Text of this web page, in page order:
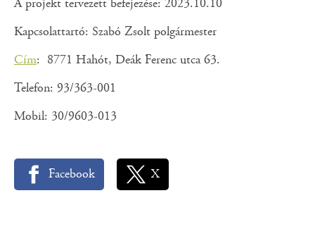
A projekt tervezett befejezése: 2023.10.10
Kapcsolattartó: Szabó Zsolt polgármester
Cím: 8771 Hahót, Deák Ferenc utca 63.
Telefon: 93/363-001
Mobil: 30/9603-013
Facebook X